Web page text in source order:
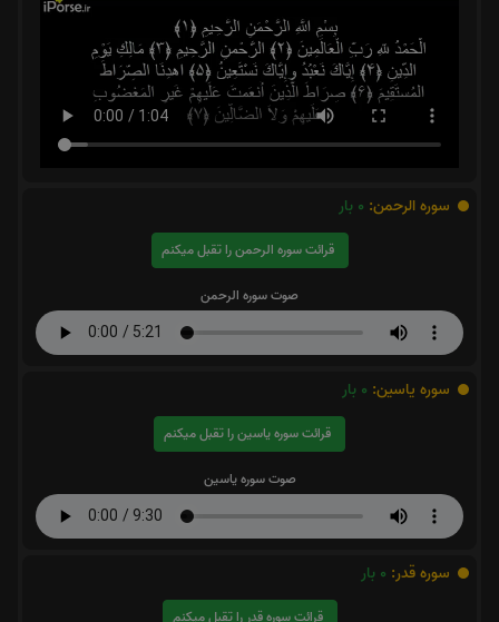
سوره الرحمن: 0 بار
قرائت سوره الرحمن را تقبل میکنم
صوت سوره الرحمن
سوره یاسین: 0 بار
قرائت سوره یاسین را تقبل میکنم
صوت سوره یاسین
سوره قدر: 0 بار
قرائت سوره قدر را تقبل میکنم